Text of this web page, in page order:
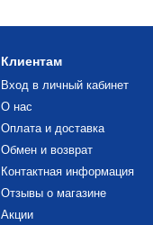
Клиентам
Вход в личный кабинет
О нас
Оплата и доставка
Обмен и возврат
Контактная информация
Отзывы о магазине
Акции